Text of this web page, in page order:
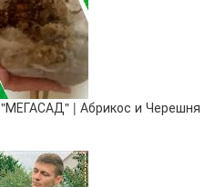
| Абрикос и Черешня